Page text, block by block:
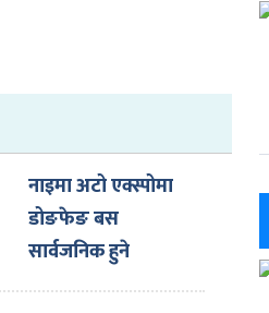
नाइमा अटो एक्स्पोमा
डोङफेङ बस
सार्वजनिक हुने